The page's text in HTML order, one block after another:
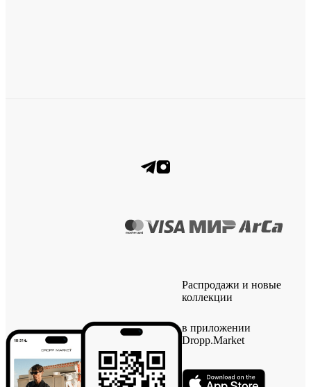
Распродажи и новые
коллекции
в приложении
Dropp.Market